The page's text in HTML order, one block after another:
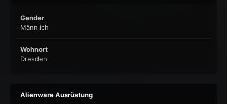
Gender
Männlich
Wohnort
Dresden
Alienware Ausrüstung